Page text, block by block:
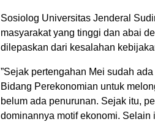
Sosiolog Universitas Jenderal
masyarakat yang tinggi dan abai
dilepaskan dari kesalahan
”Sejak pertengahan Mei sudah
Bidang Perekonomian untuk
belum ada penurunan. Sejak itu,
dominannya motif ekonomi. Selain